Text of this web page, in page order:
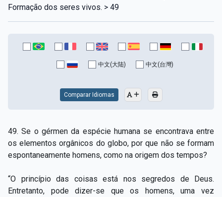
Formação dos seres vivos. > 49
中文(大陆) 中文(台灣)
Comparar Idiomas
49. Se o gérmen da espécie humana se encontrava entre
os elementos orgânicos do globo, por que não se formam
espontaneamente homens, como na origem dos tempos?
“O princípio das coisas está nos segredos de Deus.
Entretanto, pode dizer-se que os homens, uma vez